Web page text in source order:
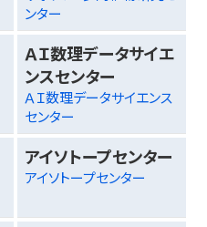
ンター
ＡＩ数理データサイエ
ンスセンター
ＡＩ数理データサイエンス
センター
アイソトープセンター
アイソトープセンター